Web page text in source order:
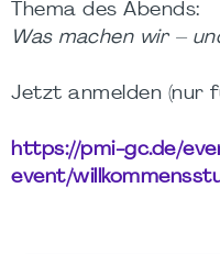
Thema des Abends:
Was machen wir –
Jetzt anmelden (nur
https://pmi-gc.de/
event/